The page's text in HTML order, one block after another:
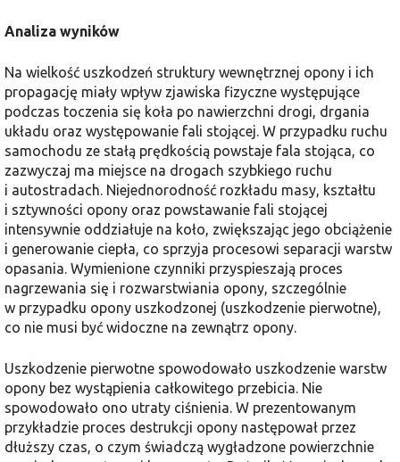
Analiza wyników
Na wielkość uszkodzeń struktury wewnętrznej opony i ich
propagację miały wpływ zjawiska fizyczne występujące
podczas toczenia się koła po nawierzchni drogi, drgania
układu oraz występowanie fali stojącej. W przypadku ruchu
samochodu ze stałą prędkością powstaje fala stojąca, co
zazwyczaj ma miejsce na drogach szybkiego ruchu
i autostradach. Niejednorodność rozkładu masy, kształtu
i sztywności opony oraz powstawanie fali stojącej
intensywnie oddziałuje na koło, zwiększając jego obciążenie
i generowanie ciepła, co sprzyja procesowi separacji warstw
opasania. Wymienione czynniki przyspieszają proces
nagrzewania się i rozwarstwiania opony, szczególnie
w przypadku opony uszkodzonej (uszkodzenie pierwotne),
co nie musi być widoczne na zewnątrz opony.
Uszkodzenie pierwotne spowodowało uszkodzenie warstw
opony bez wystąpienia całkowitego przebicia. Nie
spowodowało ono utraty ciśnienia. W prezentowanym
przykładzie proces destrukcji opony następował przez
dłuższy czas, o czym świadczą wygładzone powierzchnie